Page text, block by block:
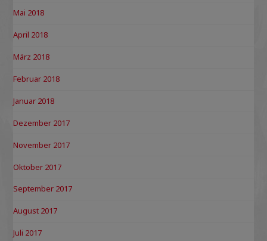
Mai 2018
April 2018
März 2018
Februar 2018
Januar 2018
Dezember 2017
November 2017
Oktober 2017
September 2017
August 2017
Juli 2017